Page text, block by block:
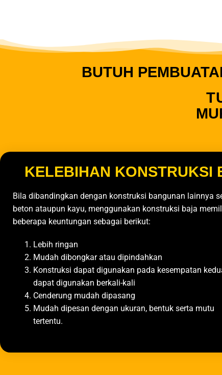
BUTUH
KELEBIHAN KONSTRUKSI
Bila dibandingkan dengan konstruksi bangunan lainnya
beton ataupun kayu, menggunakan konstruksi baja
beberapa keuntungan sebagai berikut:
Lebih ringan
Mudah dibongkar atau dipindahkan
Konstruksi dapat digunakan pada kesempatan
dapat digunakan berkali-kali
Cenderung mudah dipasang
Mudah dipesan dengan ukuran, bentuk serta mutu
tertentu.